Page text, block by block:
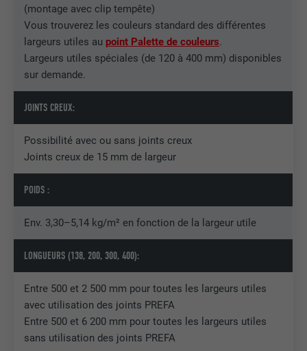
(montage avec clip tempête)
Vous trouverez les couleurs standard des différentes
largeurs utiles au point Palette de couleurs.
Largeurs utiles spéciales (de 120 à 400 mm) disponibles
sur demande.
JOINTS CREUX:
Possibilité avec ou sans joints creux
Joints creux de 15 mm de largeur
POIDS :
Env. 3,30–5,14 kg/m² en fonction de la largeur utile
LONGUEURS (138, 200, 300, 400):
Entre 500 et 2 500 mm pour toutes les largeurs utiles
avec utilisation des joints PREFA
Entre 500 et 6 200 mm pour toutes les largeurs utiles
sans utilisation des joints PREFA
NOM GPS
FOURNISSEUR YouTube
EXPIRATION 1 jour
UTILITÉ
Enregistre un identifiant unique sur les
appareils mobiles afin de permettre un
suivi se basant sur une localisation GPS
NOM VISITOR_INFO1_LIVE
UTILITÉ Mesure de la bande passante YouTube